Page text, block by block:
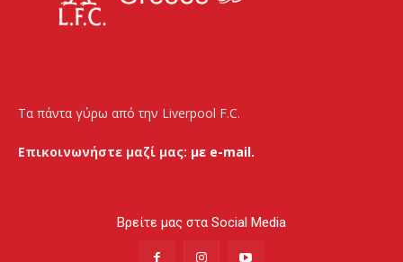
Τα πάντα γύρω από την Liverpool F.C.
Επικοινωνήστε μαζί μας: με e-mail.
Βρείτε μας στα Social Media